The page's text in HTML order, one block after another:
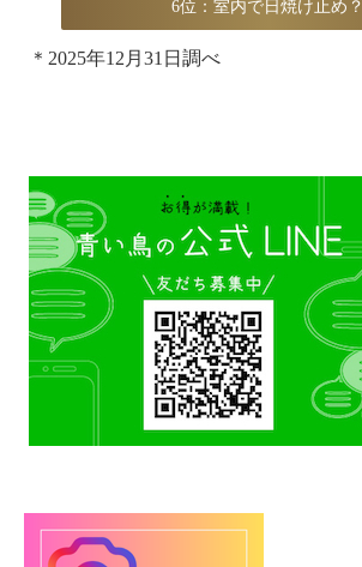
6位：室内で日焼け止め？
＊2025年12月31日調べ